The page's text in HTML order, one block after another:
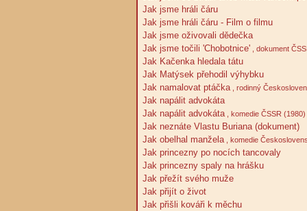
Jak jsme hráli čáru
Jak jsme hráli čáru - Film o filmu
Jak jsme oživovali dědečka
Jak jsme točili 'Chobotnice' , dokument
Jak Kačenka hledala tátu
Jak Matýsek přehodil výhybku
Jak namalovat ptáčka , rodinný
Jak napálit advokáta
Jak napálit advokáta , komedie ČSSR (1980)
Jak neznáte Vlastu Buriana (dokument)
Jak obelhal manžela , komedie
Jak princezny po nocích tancovaly
Jak princezny spaly na hrášku
Jak přežít svého muže
Jak přijít o život
Jak přišli kováři k měchu